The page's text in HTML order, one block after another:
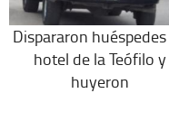
Dispararon
hotel de la Teófilo y
huyeron